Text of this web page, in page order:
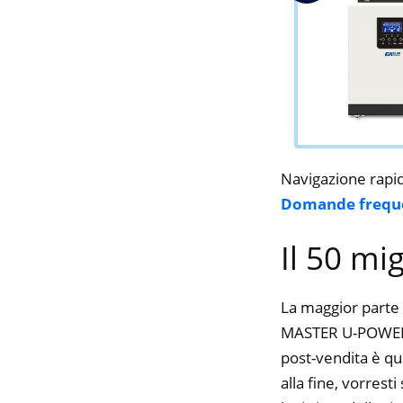
Navigazione
Domande
Il 50
La maggior
MASTER U-
post-vendita è
alla fine, vorresti